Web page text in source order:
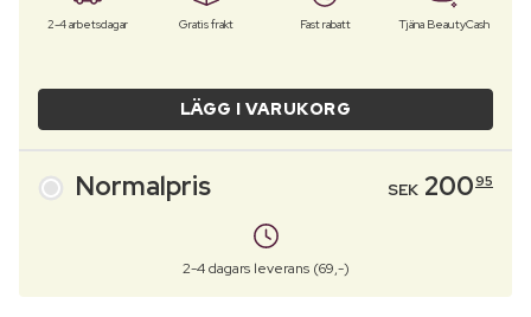
2-4 arbetsdagar Gratis frakt Fast rabatt Tjäna BeautyCash
LÄGG I VARUKORG
Normalpris SEK 20095
2-4 dagars leverans (69,-)